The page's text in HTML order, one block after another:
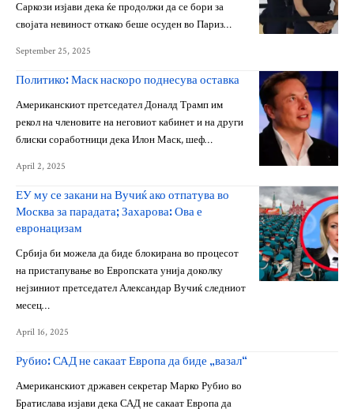
Саркози изјави дека ќе продолжи да се бори за
својата невиност откако беше осуден во Париз…
September 25, 2025
Политико: Маск наскоро поднесува оставка
Американскиот претседател Доналд Трамп им
рекол на членовите на неговиот кабинет и на други
блиски соработници дека Илон Маск, шеф…
April 2, 2025
ЕУ му се закани на Вучиќ ако отпатува во
Москва за парадата; Захарова: Ова е
евронацизам
Србија би можела да биде блокирана во процесот
на пристапување во Европската унија доколку
нејзиниот претседател Александар Вучиќ следниот
месец…
April 16, 2025
Рубио: САД не сакаат Европа да биде „вазал“
Американскиот државен секретар Марко Рубио во
Братислава изјави дека САД не сакаат Европа да